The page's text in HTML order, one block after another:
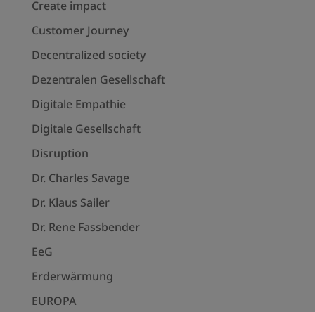
Create impact
Customer Journey
Decentralized society
Dezentralen Gesellschaft
Digitale Empathie
Digitale Gesellschaft
Disruption
Dr. Charles Savage
Dr. Klaus Sailer
Dr. Rene Fassbender
EeG
Erderwärmung
EUROPA